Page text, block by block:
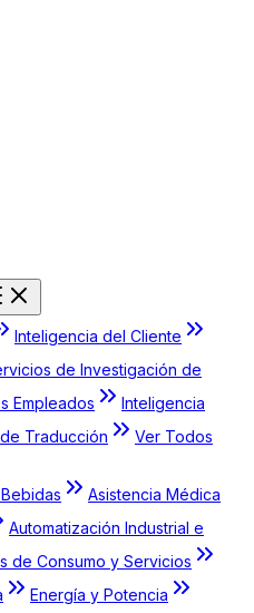
Inteligencia del Cliente
de Investigación de
Empleados
Inteligencia
Traducción
Ver Todos
Asistencia Médica
Automatización Industrial e
de Consumo y Servicios
Energía y Potencia